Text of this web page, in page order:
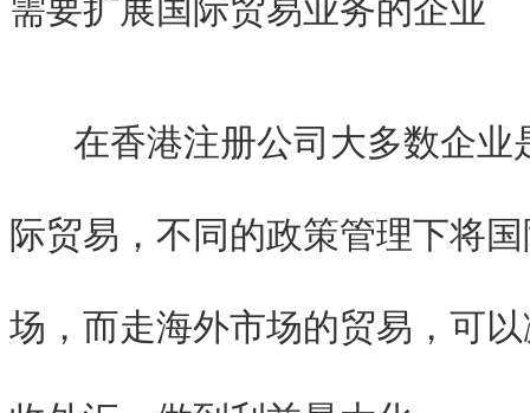
需要扩展国际贸易业务的企业
在香港注册公司大多数企业
际贸易，不同的政策管理下将
场，而走海外市场的贸易，可